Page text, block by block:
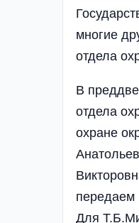
многие
отдела
В
отдела
охране
передаем
Для